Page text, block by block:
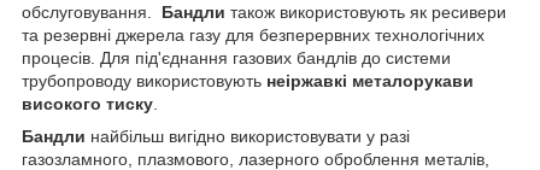
обслуговування. Бандли також використовують як ресивери
та резервні джерела газу для безперервних технологічних
процесів. Для під'єднання газових бандлів до системи
трубопроводу використовують неіржавкі металорукави
високого тиску
Бандли найбільш вигідно використовувати у разі
газозламного, плазмового, лазерного оброблення металів,